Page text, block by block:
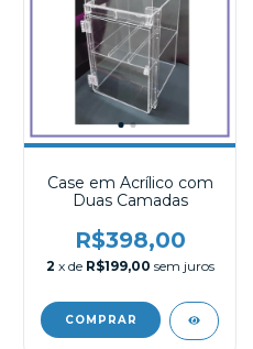
Case em Acrílico com
Duas Camadas
R$398,00
2 x de R$199,00 sem juros